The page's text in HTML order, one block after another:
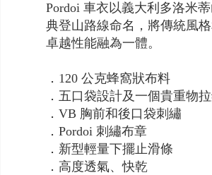
Pordoi 車衣以義大利多洛米
典登山路線命名，將傳統風
卓越性能融為一體。
．120 公克蜂窩狀布料
．五口袋設計及一個貴重物
．VB 胸前和後口袋刺繡
．Pordoi 刺繡布章
．新型輕量下擺止滑條
．高度透氣、快乾